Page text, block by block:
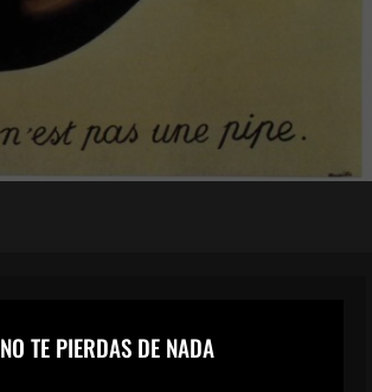
NO TE PIERDAS DE NADA